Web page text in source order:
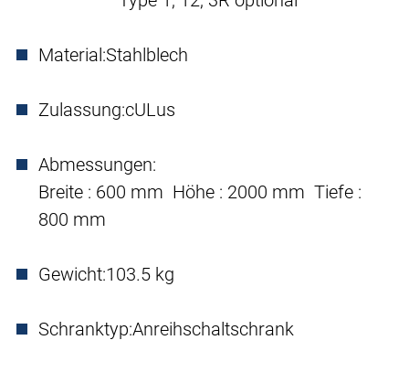
Material:Stahlblech
Zulassung:cULus
Abmessungen:
Breite : 600 mm Höhe : 2000 mm Tiefe :
800 mm
Gewicht:103.5 kg
Schranktyp:Anreihschaltschrank